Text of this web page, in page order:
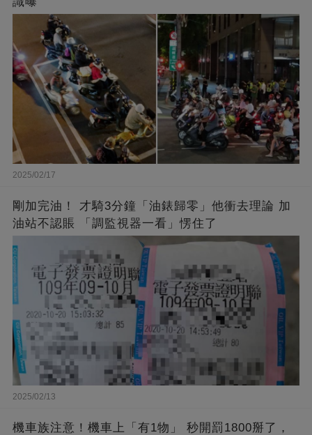
2025/02/17
剛加完油！ 才騎3分鐘「油錶歸零」他衝去理論 加
油站不認賬 「調監視器一看」愣住了
2025/02/13
機車族注意！機車上「有1物」 秒開罰1800掰了，